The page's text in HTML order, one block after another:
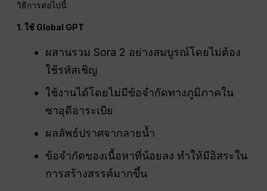
วิธีการต่อไปนี้:
1. ใช้ Global GPT
ผสานรวม Sora 2 อย่างสมบูรณ์โดยไม่ต้อง
ใช้รหัสเชิญ
ใช้งานได้โดยไม่มีข้อจำกัดทางภูมิภาคใน
ซาอุดีอาระเบีย
ผลลัพธ์ปราศจากลายน้ำ
ข้อจำกัดของเนื้อหาที่น้อยลง ทำให้มีอิสระใน
การสร้างสรรค์มากขึ้น